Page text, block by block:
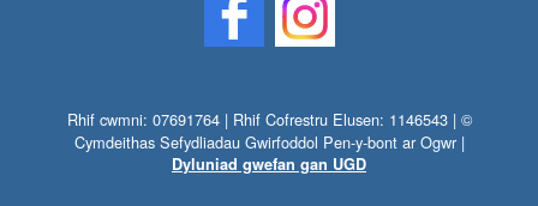
Rhif cwmni: 07691764 | Rhif Cofrestru Elusen: 1146543 | ©
Cymdeithas Sefydliadau Gwirfoddol Pen-y-bont ar Ogwr |
Dyluniad gwefan gan UGD